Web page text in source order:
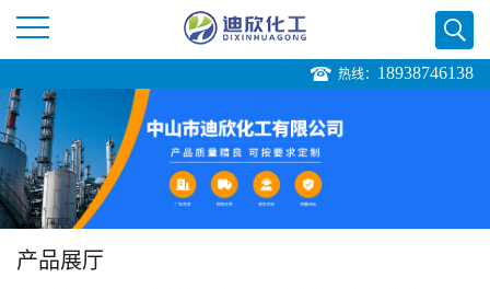
司
首
页
热线： 18938746138
产品展厅